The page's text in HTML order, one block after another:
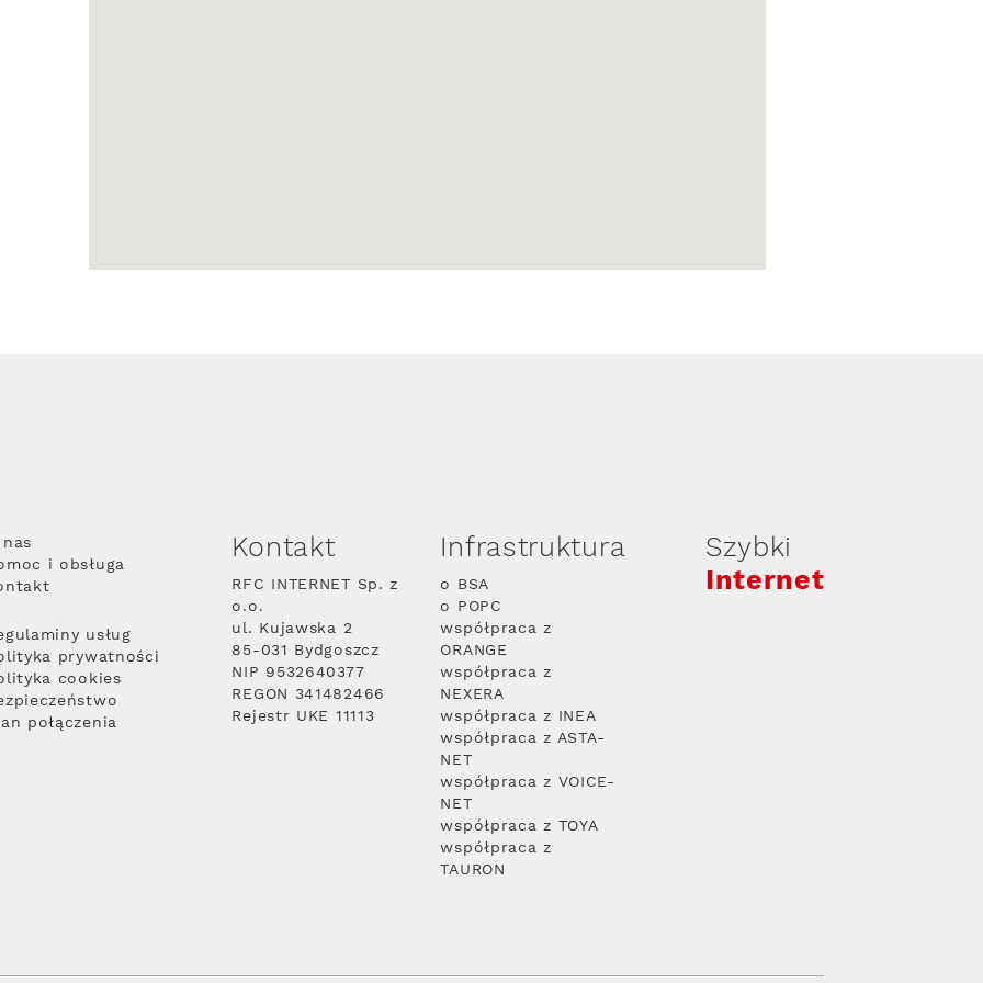
i obsługa
usług
prywatności
cookies
połączenia
Kontakt
RFC INTERNET Sp. z
o.o.
ul. Kujawska 2
85-031 Bydgoszcz
NIP 9532640377
REGON 341482466
Rejestr UKE 11113
Infrastruktura
o BSA
o POPC
współpraca z
ORANGE
współpraca z
NEXERA
współpraca z INEA
współpraca z ASTA-
NET
współpraca z VOICE-
NET
współpraca z TOYA
współpraca z
TAURON
Szybki
Internet